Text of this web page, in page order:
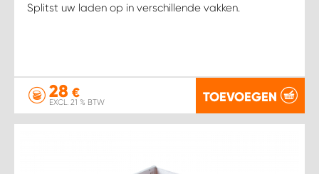
Splitst uw laden op in verschillende vakken.
28 €
EXCL. 21 % BTW TOEVOEGEN